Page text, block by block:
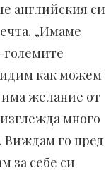
английския си
„Имаме
как можем
има желание от
много
Виждам го пред
за себе си